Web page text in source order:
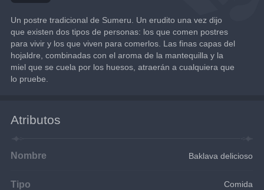
Un postre tradicional de Sumeru. Un erudito una vez dijo
que existen dos tipos de personas: los que comen postres
para vivir y los que viven para comerlos. Las finas capas del
hojaldre, combinadas con el aroma de la mantequilla y la
miel que se cuela por los huesos, atraerán a cualquiera que
lo pruebe.
Atributos
Nombre Baklava delicioso
Tipo Comida